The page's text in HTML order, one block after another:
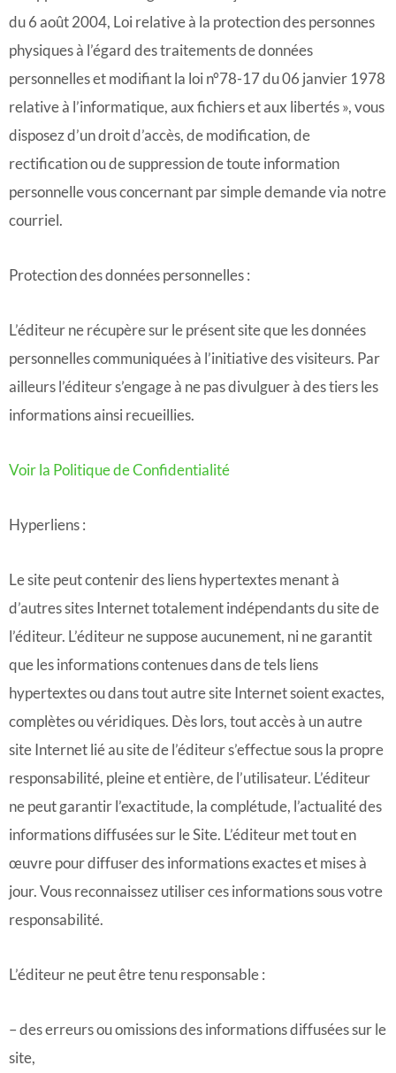
du 6 août 2004, Loi relative à la protection des personnes
physiques à l’égard des traitements de données
personnelles et modifiant la loi n°78-17 du 06 janvier 1978
relative à l’informatique, aux fichiers et aux libertés », vous
disposez d’un droit d’accès, de modification, de
rectification ou de suppression de toute information
personnelle vous concernant par simple demande via notre
courriel.
Protection des données personnelles :
L’éditeur ne récupère sur le présent site que les données
personnelles communiquées à l’initiative des visiteurs. Par
ailleurs l’éditeur s’engage à ne pas divulguer à des tiers les
informations ainsi recueillies.
Voir la Politique de Confidentialité
Hyperliens :
Le site peut contenir des liens hypertextes menant à
d’autres sites Internet totalement indépendants du site de
l’éditeur. L’éditeur ne suppose aucunement, ni ne garantit
que les informations contenues dans de tels liens
hypertextes ou dans tout autre site Internet soient exactes,
complètes ou véridiques. Dès lors, tout accès à un autre
site Internet lié au site de l’éditeur s’effectue sous la propre
responsabilité, pleine et entière, de l’utilisateur. L’éditeur
ne peut garantir l’exactitude, la complétude, l’actualité des
informations diffusées sur le Site. L’éditeur met tout en
œuvre pour diffuser des informations exactes et mises à
jour. Vous reconnaissez utiliser ces informations sous votre
responsabilité.
L’éditeur ne peut être tenu responsable :
– des erreurs ou omissions des informations diffusées sur le
site,